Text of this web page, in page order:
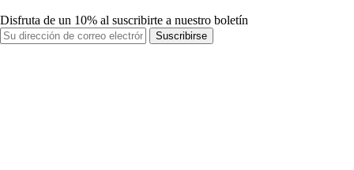
Disfruta de un 10% al suscribirte a nuestro boletín
Suscribirse